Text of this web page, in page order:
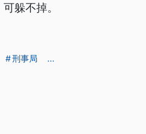
躲不掉。
刑事局 ...